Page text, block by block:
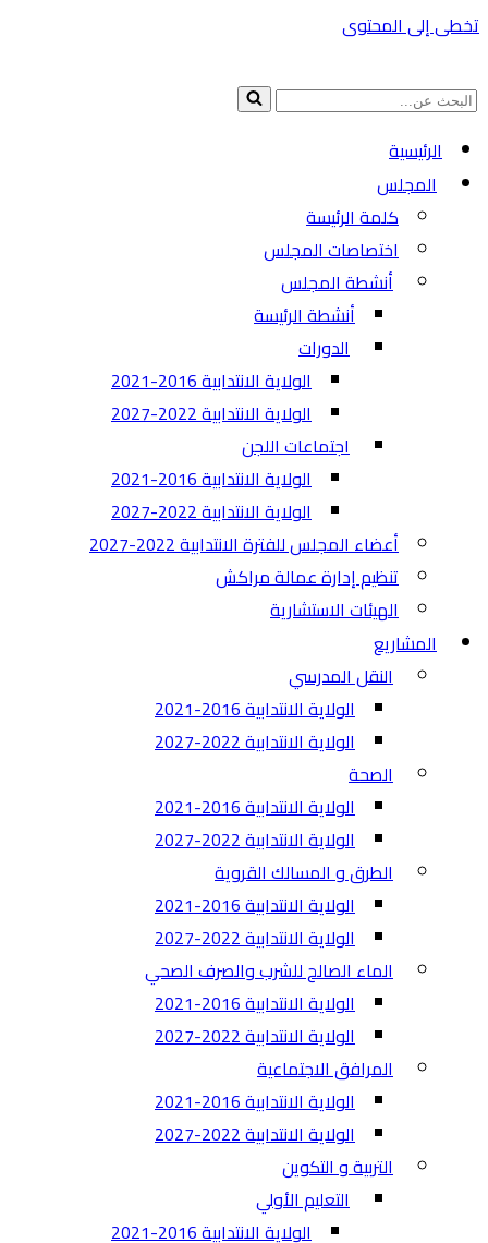
تخطى إلى المحتوى
البحث
الرئيسية
المجلس
كلمة الرئيسة
اختصاصات المجلس
أنشطة المجلس
أنشطة الرئيسة
الدورات
الولاية الانتدابية 2016-2021
الولاية الانتدابية 2022-2027
اجتماعات اللجن
الولاية الانتدابية 2016-2021
الولاية الانتدابية 2022-2027
أعضاء المجلس للفترة الانتدابية 2022-2027
تنظيم إدارة عمالة مراكش
الهيئات الاستشارية
المشاريع
النقل المدرسي
الولاية الانتدابية 2016-2021
الولاية الانتدابية 2022-2027
الصحة
الولاية الانتدابية 2016-2021
الولاية الانتدابية 2022-2027
الطرق و المسالك القروية
الولاية الانتدابية 2016-2021
الولاية الانتدابية 2022-2027
الماء الصالح للشرب والصرف الصحي
الولاية الانتدابية 2016-2021
الولاية الانتدابية 2022-2027
المرافق الاجتماعية
الولاية الانتدابية 2016-2021
الولاية الانتدابية 2022-2027
التربية و التكوين
التعليم الأولي
الولاية الانتدابية 2016-2021